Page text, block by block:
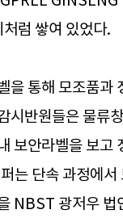
럼 쌓여 있었다.
을 통해 모조품과
시반원들은 물류
보안라벨을 보고
는 단속 과정에서
NBST 광저우 법